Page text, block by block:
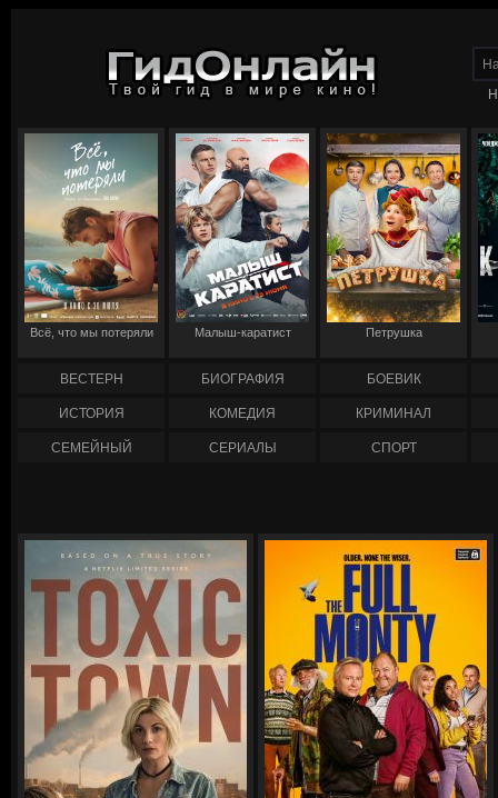
Всё, что мы потеряли Малыш-каратист Петрушка
ВЕСТЕРН БИОГРАФИЯ БОЕВИК
ИСТОРИЯ КОМЕДИЯ КРИМИНАЛ
СЕМЕЙНЫЙ СЕРИАЛЫ СПОРТ